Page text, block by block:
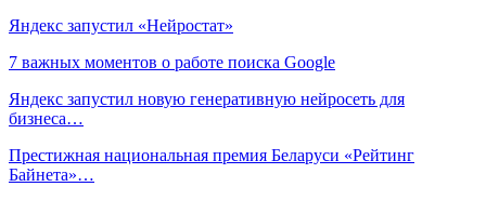
Яндекс запустил «Нейростат»
7 важных моментов о работе поиска Google
Яндекс запустил новую генеративную нейросеть для
бизнеса…
Престижная национальная премия Беларуси «Рейтинг
Байнета»…